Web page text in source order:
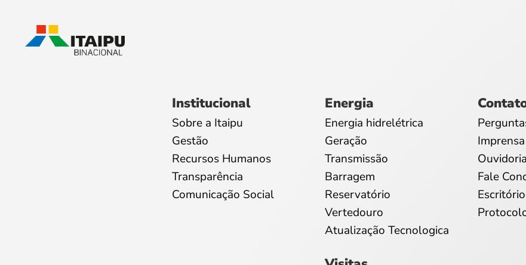
Institucional
Sobre a Itaipu
Gestão
Recursos Humanos
Transparência
Comunicação Social
Energia
Energia hidrelétrica
Geração
Transmissão
Barragem
Reservatório
Vertedouro
Atualização Tecnologica
Imprensa
Ouvidoria
Fale